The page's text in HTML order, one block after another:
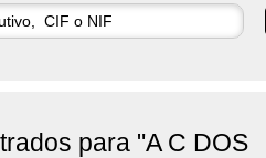
para "A C DOS